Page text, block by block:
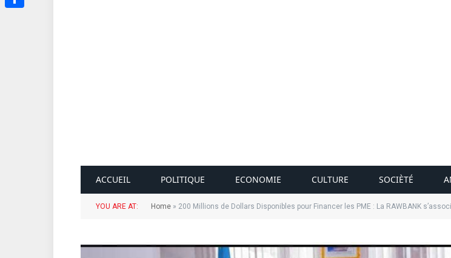
ACCUEIL POLITIQUE ECONOMIE CULTURE SOCIÈTÉ
YOU ARE AT: Home » 200 Millions de Dollars Disponibles pour Financer les PME : La RAWBANK